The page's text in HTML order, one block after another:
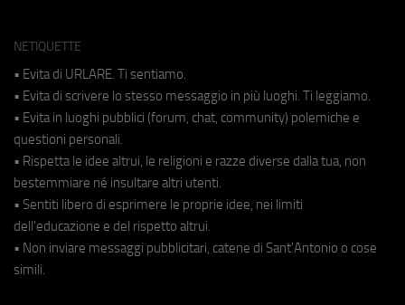
NETIQUETTE
• Evita di URLARE. Ti sentiamo.
• Evita di scrivere lo stesso messaggio in più luoghi. Ti leggiamo.
• Evita in luoghi pubblici (forum, chat, community) polemiche e
questioni personali.
• Rispetta le idee altrui, le religioni e razze diverse dalla tua, non
bestemmiare né insultare altri utenti.
• Sentiti libero di esprimere le proprie idee, nei limiti
dell'educazione e del rispetto altrui.
• Non inviare messaggi pubblicitari, catene di Sant'Antonio o cose
simili.